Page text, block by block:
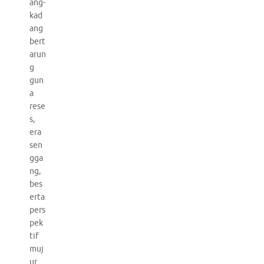
ang-
kad
ang
bert
arun
g
gun
a
rese
s,
era
sen
gga
ng,
bes
erta
pers
pek
tif
muj
ur.